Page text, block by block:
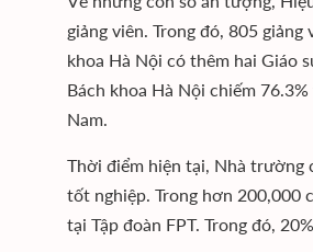
giảng viên. Trong đó, 805
khoa Hà Nội có thêm hai Giáo
Bách khoa Hà Nội chiếm
Nam.
Thời điểm hiện tại, Nhà trường
tốt nghiệp. Trong hơn 200,000
tại Tập đoàn FPT. Trong đó,